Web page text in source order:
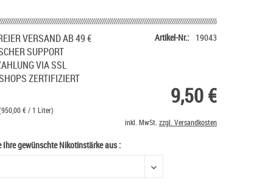
VERSAND AB 49 €
SUPPORT
VIA SSL
ZERTIFIZIERT
Artikel-Nr.: 19043
9,50 €
€ / 1 Liter)
inkl. MwSt. zzgl. Versandkosten
Ihre gewünschte Nikotinstärke aus :